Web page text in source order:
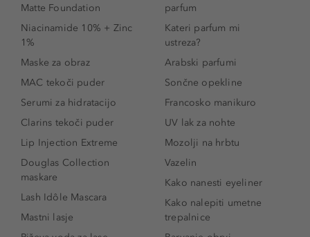
Matte Foundation
Niacinamide 10% + Zinc
1%
Maske za obraz
MAC tekoči puder
Serumi za hidratacijo
Clarins tekoči puder
Lip Injection Extreme
Douglas Collection
maskare
Lash Idôle Mascara
Mastni lasje
parfum
Kateri parfum mi
ustreza?
Arabski parfumi
Sončne opekline
Francosko manikuro
UV lak za nohte
Mozolji na hrbtu
Vazelin
Kako nanesti eyeliner
Kako nalepiti umetne
trepalnice